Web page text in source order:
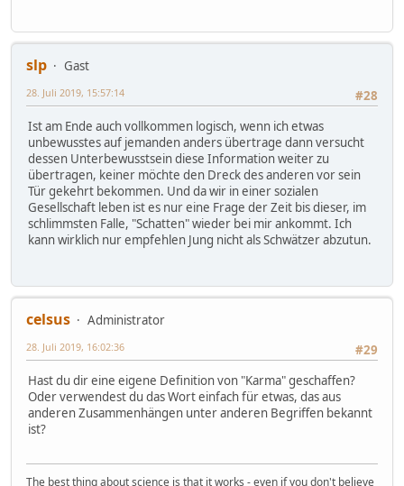
slp
Gast
#28
28. Juli 2019, 15:57:14
Ist am Ende auch vollkommen logisch, wenn ich etwas
unbewusstes auf jemanden anders übertrage dann versucht
dessen Unterbewusstsein diese Information weiter zu
übertragen, keiner möchte den Dreck des anderen vor sein
Tür gekehrt bekommen. Und da wir in einer sozialen
Gesellschaft leben ist es nur eine Frage der Zeit bis dieser, im
schlimmsten Falle, "Schatten" wieder bei mir ankommt. Ich
kann wirklich nur empfehlen Jung nicht als Schwätzer abzutun.
celsus
Administrator
#29
28. Juli 2019, 16:02:36
Hast du dir eine eigene Definition von "Karma" geschaffen?
Oder verwendest du das Wort einfach für etwas, das aus
anderen Zusammenhängen unter anderen Begriffen bekannt
ist?
The best thing about science is that it works - even if you don't believe